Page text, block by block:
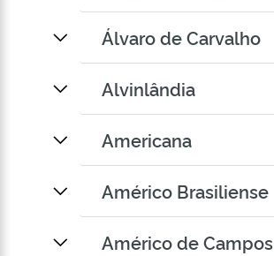
Álvaro de Carvalho
Alvinlândia
Americana
Américo Brasiliense
Américo de Campos